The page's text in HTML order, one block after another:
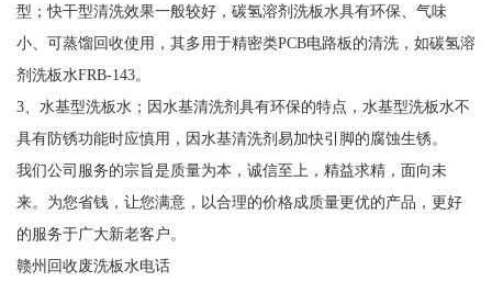
型；快干型清洗效果一般较好，碳氢溶剂洗板水具有环保、气味
小、可蒸馏回收使用，其多用于精密类PCB电路板的清洗，如碳氢溶
剂洗板水FRB-143。
3、水基型洗板水；因水基清洗剂具有环保的特点，水基型洗板水不
具有防锈功能时应慎用，因水基清洗剂易加快引脚的腐蚀生锈。
我们公司服务的宗旨是质量为本，诚信至上，精益求精，面向未
来。为您省钱，让您满意，以合理的价格成质量更优的产品，更好
的服务于广大新老客户。
赣州回收废洗板水电话